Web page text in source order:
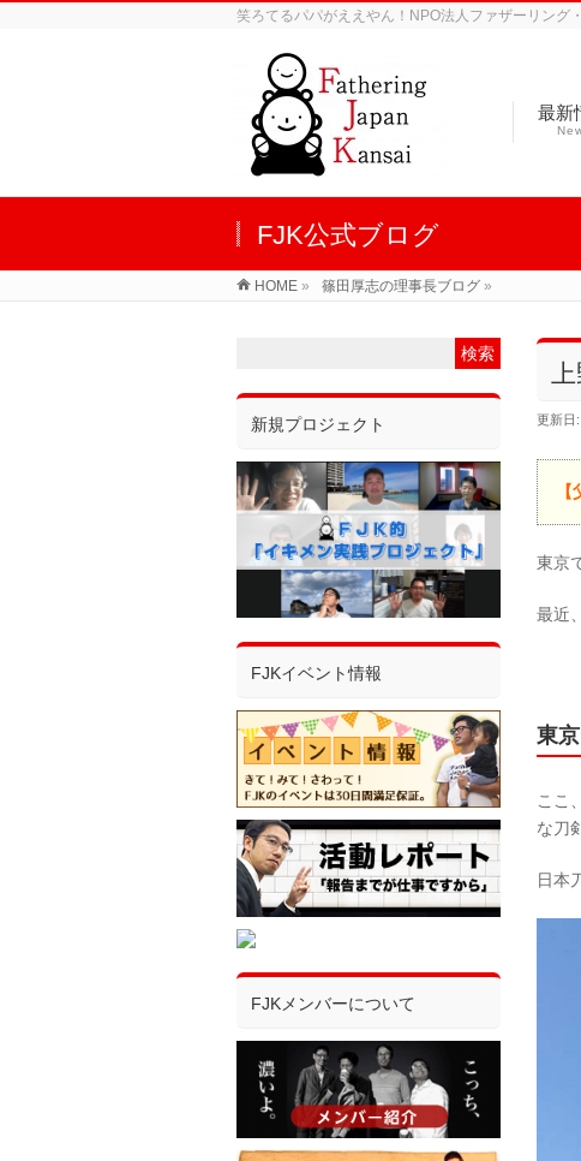
笑ろてるパパがええやん！NPO法人ファザーリング
最新
FJK公式ブログ
HOME » 篠田厚志の理事長ブログ »
更新日
東京
最近
東
ここ
な刀
日本
新規プロジェクト
FJKイベント情報
FJKメンバーについて